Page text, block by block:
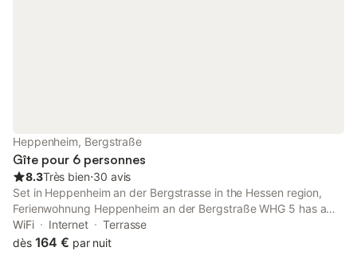
Heppenheim, Bergstraße
Gîte pour 6 personnes
8.3Très bien⋅30 avis
Set in Heppenheim an der Bergstrasse in the Hessen region,
Ferienwohnung Heppenheim an der Bergstraße WHG 5 has a
patio and mountain views. It is located 30 km from University of
Mannheim and offers private check-in and check-out.
WiFi Internet
Terrasse
dès 164 € par nuit